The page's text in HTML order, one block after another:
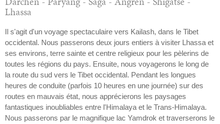
Lhassa
Il s'agit d'un voyage spectaculaire vers Kailash, dans le Tibet
occidental. Nous passerons deux jours entiers à visiter Lhassa et
ses environs, terre sainte et centre religieux pour les pèlerins de
toutes les régions du pays. Ensuite, nous voyagerons le long de
la route du sud vers le Tibet occidental. Pendant les longues
heures de conduite (parfois 10 heures en une journée) sur des
routes en mauvais état, nous apprécierons les paysages
fantastiques inoubliables entre l'Himalaya et le Trans-Himalaya.
Nous passerons par le magnifique lac Yamdrok et traverserons le